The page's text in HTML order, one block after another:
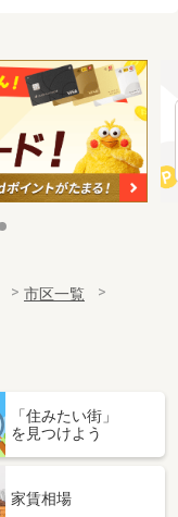
市区一覧
「住みたい街」
を見つけよう
家賃相場